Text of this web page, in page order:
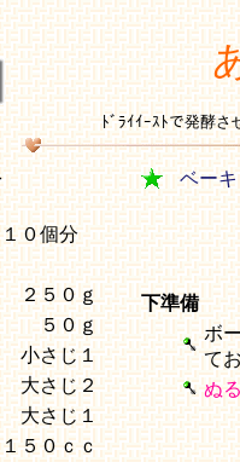
ﾄﾞﾗｲｲｰｽﾄで発酵さ
１０個分
２５０ｇ
５０ｇ
小さじ１
大さじ２
大さじ１
１５０ｃｃ
ベー
下準備
ボ
て
ぬ